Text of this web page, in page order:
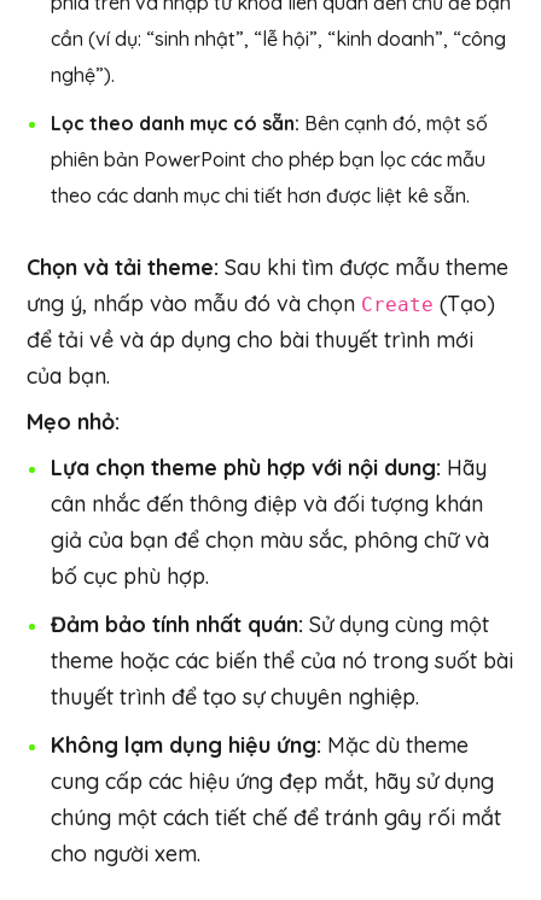
cần (ví dụ: “sinh nhật”, “lễ hội”, “kinh doanh”, “công
nghệ”).
Lọc theo danh mục có sẵn: Bên cạnh đó, một số
phiên bản PowerPoint cho phép bạn lọc các mẫu
theo các danh mục chi tiết hơn được liệt kê sẵn.
Chọn và tải theme: Sau khi tìm được mẫu theme
ưng ý, nhấp vào mẫu đó và chọn Create (Tạo)
để tải về và áp dụng cho bài thuyết trình mới
của bạn.
Mẹo nhỏ:
Lựa chọn theme phù hợp với nội dung: Hãy
cân nhắc đến thông điệp và đối tượng khán
giả của bạn để chọn màu sắc, phông chữ và
bố cục phù hợp.
Đảm bảo tính nhất quán: Sử dụng cùng một
theme hoặc các biến thể của nó trong suốt bài
thuyết trình để tạo sự chuyên nghiệp.
Không lạm dụng hiệu ứng: Mặc dù theme
cung cấp các hiệu ứng đẹp mắt, hãy sử dụng
chúng một cách tiết chế để tránh gây rối mắt
cho người xem.